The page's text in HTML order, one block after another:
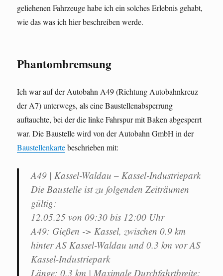
geliehenen Fahrzeuge habe ich ein solches Erlebnis gehabt,
wie das was ich hier beschreiben werde.
Phantombremsung
Ich war auf der Autobahn A49 (Richtung Autobahnkreuz
der A7) unterwegs, als eine Baustellenabsperrung
auftauchte, bei der die linke Fahrspur mit Baken abgesperrt
war. Die Baustelle wird von der Autobahn GmbH in der
Baustellenkartebeschrieben mit:
A49 | Kassel-Waldau – Kassel-Industriepark
Die Baustelle ist zu folgenden Zeiträumen
gültig:
12.05.25 von 09:30 bis 12:00 Uhr
A49: Gießen -> Kassel, zwischen 0.9 km
hinter AS Kassel-Waldau und 0.3 km vor AS
Kassel-Industriepark
Länge: 0.3 km | Maximale Durchfahrtbreite: